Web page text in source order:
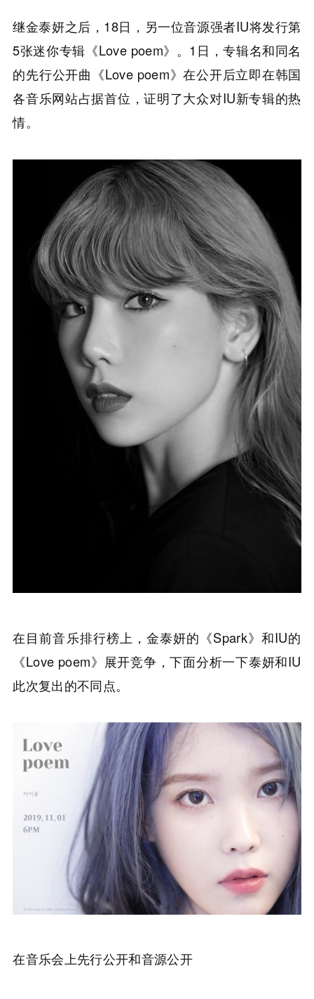
继金泰妍之后，18日，另一位音源强者IU将发行第
5张迷你专辑《Love poem》。1日，专辑名和同名
的先行公开曲《Love poem》在公开后立即在韩国
各音乐网站占据首位，证明了大众对IU新专辑的热
情。
在目前音乐排行榜上，金泰妍的《Spark》和IU的
《Love poem》展开竞争，下面分析一下泰妍和IU
此次复出的不同点。
在音乐会上先行公开和音源公开